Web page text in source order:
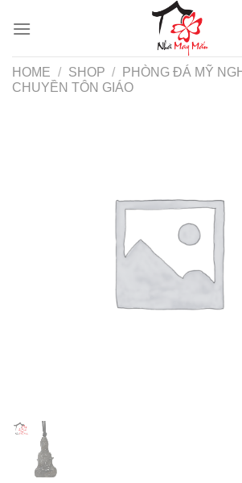
HOME / SHOP / PHÒNG ĐÁ MỸ
CHUYỀN TÔN GIÁO